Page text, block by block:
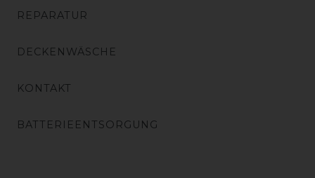
REPARATUR
DECKENWÄSCHE
KONTAKT
BATTERIEENTSORGUNG